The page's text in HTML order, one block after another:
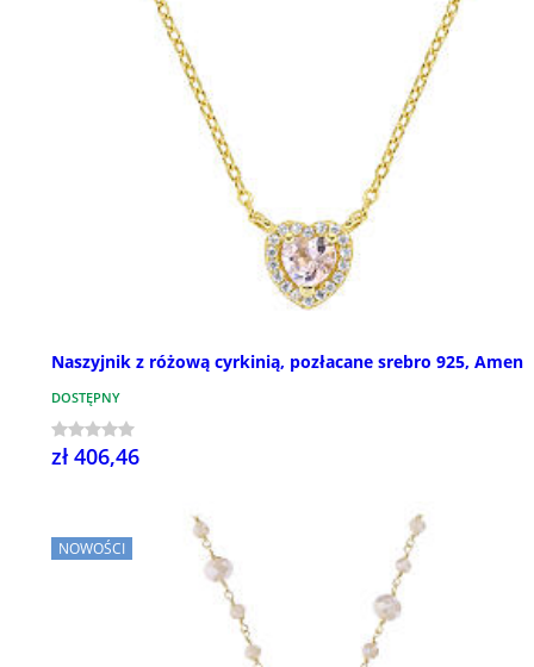
Naszyjnik z różową cyrkinią, pozłacane srebro 925, Amen
DOSTĘPNY
zł 406,46
NOWOŚCI